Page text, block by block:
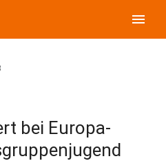
menu
bei Europa-